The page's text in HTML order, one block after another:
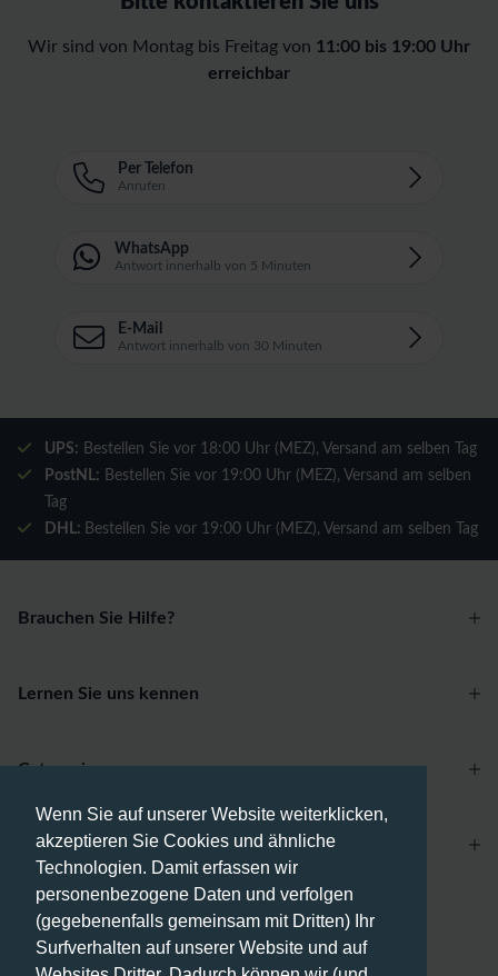
Wenn Sie auf unserer Website weiterklicken,
akzeptieren Sie Cookies und ähnliche
Technologien. Damit erfassen wir
personenbezogene Daten und verfolgen
(gegebenenfalls gemeinsam mit Dritten) Ihr
Surfverhalten auf unserer Website und auf
Wir sind von Montag bis Freitag von 11:00 bis 19:00 Uhr
erreichbar
Per Telefon
Anrufen
WhatsApp
Antwort innerhalb von 5 Minuten
E-Mail
Antwort innerhalb von 30 Minuten
UPS: Bestellen Sie vor 18:00 Uhr (MEZ), Versand am selben Tag
PostNL: Bestellen Sie vor 19:00 Uhr (MEZ), Versand am selben
Tag
DHL: Bestellen Sie vor 19:00 Uhr (MEZ), Versand am selben Tag
Brauchen Sie Hilfe?
Lernen Sie uns kennen
Zahlungsmethoden
Categories
Account